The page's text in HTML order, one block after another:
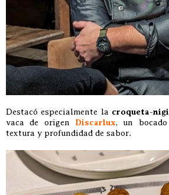
Destacó especialmente la croqueta-
vaca de origen Discarlux, un
textura y profundidad de sabor.